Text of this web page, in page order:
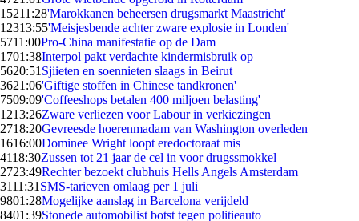
15211:28'Marokkanen beheersen drugsmarkt Maastricht'
12313:55'Meisjesbende achter zware explosie in Londen'
5711:00Pro-China manifestatie op de Dam
1701:38Interpol pakt verdachte kindermisbruik op
5620:51 Sjiieten en soennieten slaags in Beirut
3621:06'Giftige stoffen in Chinese tandkronen'
7509:09'Coffeeshops betalen 400 miljoen belasting'
1213:26Zware verliezen voor Labour in verkiezingen
2718:20Gevreesde hoerenmadam van Washington overleden
1616:00Dominee Wright loopt eredoctoraat mis
4118:30Zussen tot 21 jaar de cel in voor drugssmokkel
2723:49Rechter bezoekt clubhuis Hells Angels Amsterdam
3111:31 SMS-tarieven omlaag per 1 juli
9801:28Mogelijke aanslag in Barcelona verijdeld
8401:39Stonede automobilist botst tegen politieauto